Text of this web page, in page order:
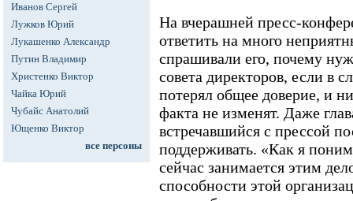
Иванов Сергей
Лужков Юрий
Лукашенко Александр
Путин Владимир
Христенко Виктор
Чайка Юрий
Чубайс Анатолий
Ющенко Виктор
все персоны
На вчерашней пресс-
ответить на много
спрашивали его, почему
совета директоров, если в
потерял общее доверие, и
факта не изменят. Даже
встречавшийся с прессой
поддерживать. «Как я
сейчас занимается этим
способности этой